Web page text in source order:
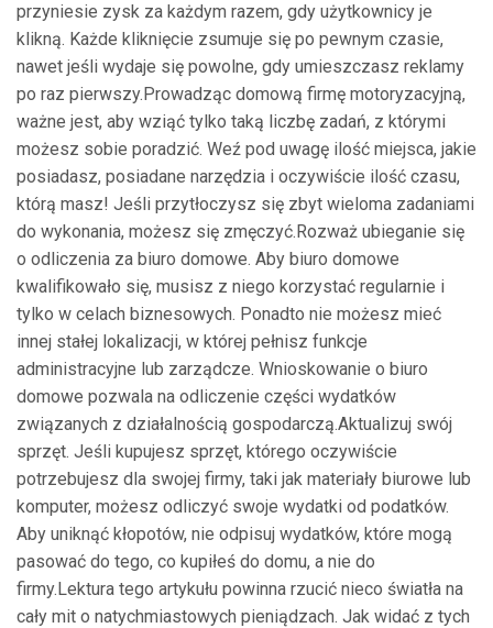
przyniesie zysk za każdym razem, gdy użytkownicy je
klikną. Każde kliknięcie zsumuje się po pewnym czasie,
nawet jeśli wydaje się powolne, gdy umieszczasz reklamy
po raz pierwszy.Prowadząc domową firmę motoryzacyjną,
ważne jest, aby wziąć tylko taką liczbę zadań, z którymi
możesz sobie poradzić. Weź pod uwagę ilość miejsca, jakie
posiadasz, posiadane narzędzia i oczywiście ilość czasu,
którą masz! Jeśli przytłoczysz się zbyt wieloma zadaniami
do wykonania, możesz się zmęczyć.Rozważ ubieganie się
o odliczenia za biuro domowe. Aby biuro domowe
kwalifikowało się, musisz z niego korzystać regularnie i
tylko w celach biznesowych. Ponadto nie możesz mieć
innej stałej lokalizacji, w której pełnisz funkcje
administracyjne lub zarządcze. Wnioskowanie o biuro
domowe pozwala na odliczenie części wydatków
związanych z działalnością gospodarczą.Aktualizuj swój
sprzęt. Jeśli kupujesz sprzęt, którego oczywiście
potrzebujesz dla swojej firmy, taki jak materiały biurowe lub
komputer, możesz odliczyć swoje wydatki od podatków.
Aby uniknąć kłopotów, nie odpisuj wydatków, które mogą
pasować do tego, co kupiłeś do domu, a nie do
firmy.Lektura tego artykułu powinna rzucić nieco światła na
cały mit o natychmiastowych pieniądzach. Jak widać z tych